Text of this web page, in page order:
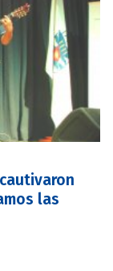
las